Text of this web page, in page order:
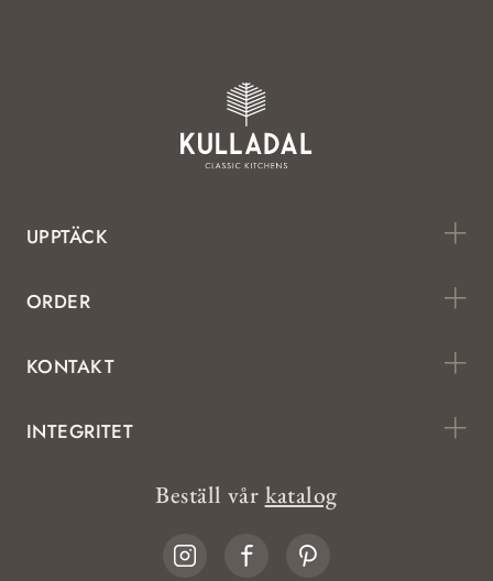
UPPTÄCK
ORDER
KONTAKT
INTEGRITET
Beställ vår katalog